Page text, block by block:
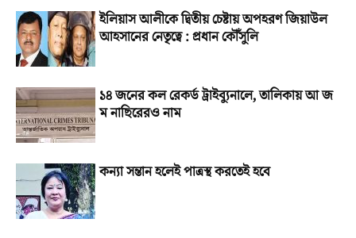
ইলিয়াস আলীকে দ্বিতীয় চেষ্টায় অপহরণ জিয়াউল
আহসানের নেতৃত্বে : প্রধান কৌঁসুলি
১৪ জনের কল রেকর্ড ট্রাইব্যুনালে, তালিকায় আ জ
ম নাছিরেরও নাম
কন্যা সন্তান হলেই পাত্রস্থ করতেই হবে